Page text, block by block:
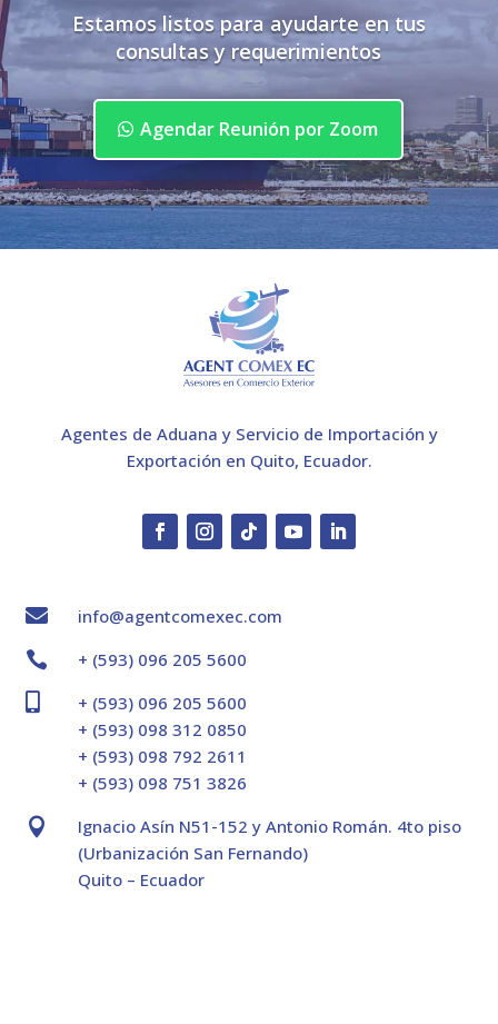
Estamos listos para ayudarte en tus
consultas y requerimientos
Agendar Reunión por Zoom
Agentes de Aduana y Servicio de Importación y
Exportación en Quito, Ecuador.

info@agentcomexec.com

+ (593) 096 205 5600

+ (593) 096 205 5600
+ (593) 098 312 0850
+ (593) 098 792 2611
+ (593) 098 751 3826

Ignacio Asín N51-152 y Antonio Román. 4to piso
(Urbanización San Fernando)
Quito – Ecuador